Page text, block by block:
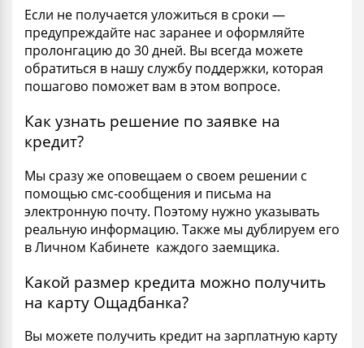
Если не получается уложиться в сроки —
предупреждайте нас заранее и оформляйте
пролонгацию до 30 дней. Вы всегда можете
обратиться в нашу службу поддержки, которая
пошагово поможет вам в этом вопросе.
Как узнать решение по заявке на
кредит?
Мы сразу же оповещаем о своем решении с
помощью смс-сообщения и письма на
электронную почту. Поэтому нужно указывать
реальную информацию. Также мы дублируем его
в Личном Кабинете каждого заемщика.
Какой размер кредита можно получить
на карту Ощадбанка?
Вы можете получить кредит на зарплатную карту